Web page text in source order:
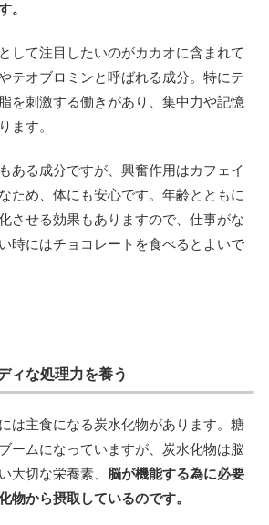
。
して注目したいのがカカオに含まれて
テオブロミンと呼ばれる成分。特にテ
を刺激する働きがあり、集中力や記憶
ます。
ある成分ですが、興奮作用はカフェイ
ため、体にも安心です。年齢とともに
させる効果もありますので、仕事がな
時にはチョコレートを食べるとよいで
ィな処理力を養う
は主食になる炭水化物があります。糖
ームになっていますが、炭水化物は脳
大切な栄養素、 脳が機能する為に必要
物から摂取しているのです。